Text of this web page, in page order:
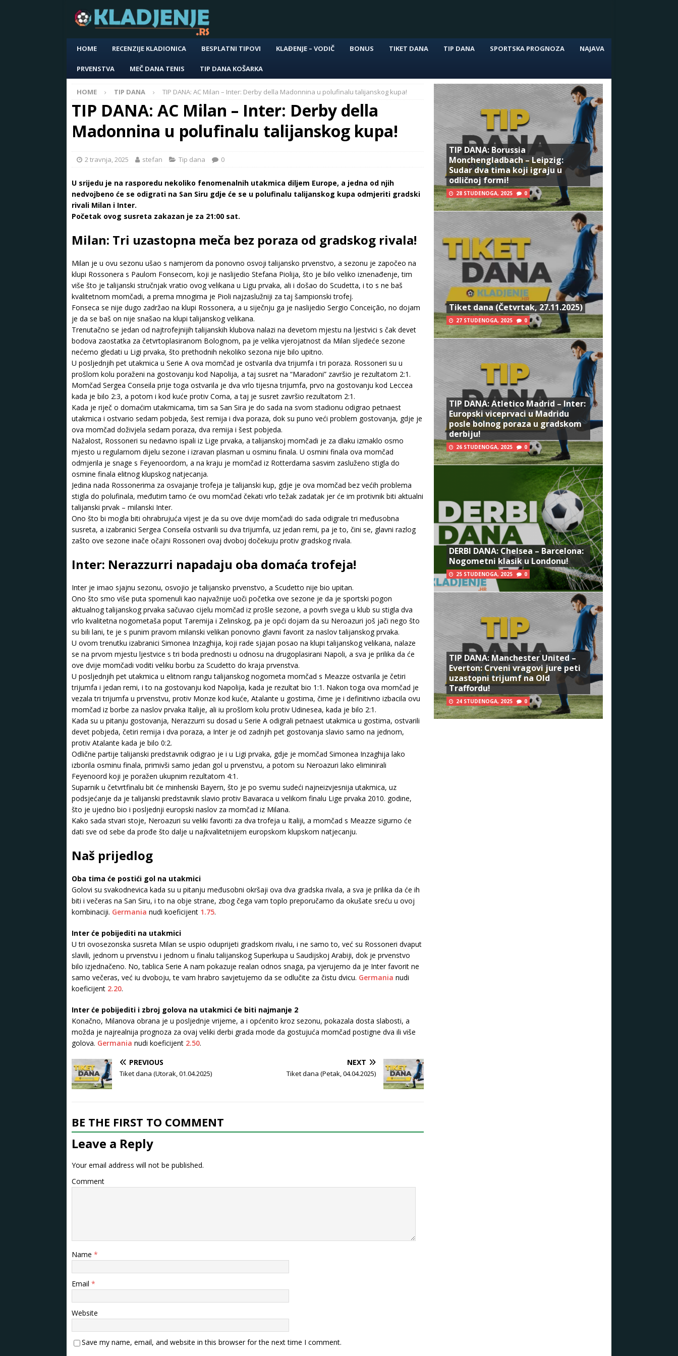
HOME RECENZIJE KLADIONICA BESPLATNI TIPOVI KLAĐENJE – VODIČ BONUS TIKET DANA TIP DANA SPORTSKA PROGNOZA NAJAVA
PRVENSTVA MEČ DANA TENIS TIP DANA KOŠARKA
HOME TIP DANA TIP DANA: AC Milan – Inter: Derby della Madonnina u polufinalu talijanskog kupa!
TIP DANA: AC Milan – Inter: Derby della
Madonnina u polufinalu talijanskog kupa!
2 travnja, 2025 stefan Tip dana 0
U srijedu je na rasporedu nekoliko fenomenalnih utakmica diljem Europe, a jedna od njih
nedvojbeno će se odigrati na San Siru gdje će se u polufinalu talijanskog kupa odmjeriti gradski
rivali Milan i Inter.
Početak ovog susreta zakazan je za 21:00 sat.
Milan: Tri uzastopna meča bez poraza od gradskog rivala!
Milan je u ovu sezonu ušao s namjerom da ponovno osvoji talijansko prvenstvo, a sezonu je započeo na
klupi Rossonera s Paulom Fonsecom, koji je naslijedio Stefana Piolija, što je bilo veliko iznenađenje, tim
više što je talijanski stručnjak vratio ovog velikana u Ligu prvaka, ali i došao do Scudetta, i to s ne baš
kvalitetnom momčadi, a prema mnogima je Pioli najzaslužniji za taj šampionski trofej.
Fonseca se nije dugo zadržao na klupi Rossonera, a u siječnju ga je naslijedio Sergio Conceição, no dojam
je da se baš on nije snašao na klupi talijanskog velikana.
Trenutačno se jedan od najtrofejnijih talijanskih klubova nalazi na devetom mjestu na ljestvici s čak devet
bodova zaostatka za četvrtoplasiranom Bolognom, pa je velika vjerojatnost da Milan sljedeće sezone
nećemo gledati u Ligi prvaka, što prethodnih nekoliko sezona nije bilo upitno.
U posljednjih pet utakmica u Serie A ova momčad je ostvarila dva trijumfa i tri poraza. Rossoneri su u
prošlom kolu poraženi na gostovanju kod Napolija, a taj susret na “Maradoni” završio je rezultatom 2:1.
Momčad Sergea Conseila prije toga ostvarila je dva vrlo tijesna trijumfa, prvo na gostovanju kod Leccea
kada je bilo 2:3, a potom i kod kuće protiv Coma, a taj je susret završio rezultatom 2:1.
Kada je riječ o domaćim utakmicama, tim sa San Sira je do sada na svom stadionu odigrao petnaest
utakmica i ostvario sedam pobjeda, šest remija i dva poraza, dok su puno veći problem gostovanja, gdje je
ova momčad doživjela sedam poraza, dva remija i šest pobjeda.
Nažalost, Rossoneri su nedavno ispali iz Lige prvaka, a talijanskoj momčadi je za dlaku izmaklo osmo
mjesto u regularnom dijelu sezone i izravan plasman u osminu finala. U osmini finala ova momčad
odmjerila je snage s Feyenoordom, a na kraju je momčad iz Rotterdama sasvim zasluženo stigla do
osmine finala elitnog klupskog natjecanja.
Jedina nada Rossonerima za osvajanje trofeja je talijanski kup, gdje je ova momčad bez većih problema
stigla do polufinala, međutim tamo će ovu momčad čekati vrlo težak zadatak jer će im protivnik biti aktualni
talijanski prvak – milanski Inter.
Ono što bi mogla biti ohrabrujuća vijest je da su ove dvije momčadi do sada odigrale tri međusobna
susreta, a izabranici Sergea Conseila ostvarili su dva trijumfa, uz jedan remi, pa je to, čini se, glavni razlog
zašto ove sezone inače očajni Rossoneri ovaj dvoboj dočekuju protiv gradskog rivala.
Inter: Nerazzurri napadaju oba domaća trofeja!
Inter je imao sjajnu sezonu, osvojio je talijansko prvenstvo, a Scudetto nije bio upitan.
Ono što smo više puta spomenuli kao najvažnije uoči početka ove sezone je da je sportski pogon
aktualnog talijanskog prvaka sačuvao cijelu momčad iz prošle sezone, a povrh svega u klub su stigla dva
vrlo kvalitetna nogometaša poput Taremija i Zelinskog, pa je opći dojam da su Neroazuri još jači nego što
su bili lani, te je s punim pravom milanski velikan ponovno glavni favorit za naslov talijanskog prvaka.
U ovom trenutku izabranici Simonea Inzaghija, koji rade sjajan posao na klupi talijanskog velikana, nalaze
se na prvom mjestu ljestvice s tri boda prednosti u odnosu na drugoplasirani Napoli, a sva je prilika da će
ove dvije momčadi voditi veliku borbu za Scudetto do kraja prvenstva.
U posljednjih pet utakmica u elitnom rangu talijanskog nogometa momčad s Meazze ostvarila je četiri
trijumfa i jedan remi, i to na gostovanju kod Napolija, kada je rezultat bio 1:1. Nakon toga ova momčad je
vezala tri trijumfa u prvenstvu, protiv Monze kod kuće, Atalante u gostima, čime je i definitivno izbacila ovu
momčad iz borbe za naslov prvaka Italije, ali iu prošlom kolu protiv Udinesea, kada je bilo 2:1.
Kada su u pitanju gostovanja, Nerazzurri su dosad u Serie A odigrali petnaest utakmica u gostima, ostvarili
devet pobjeda, četiri remija i dva poraza, a Inter je od zadnjih pet gostovanja slavio samo na jednom,
protiv Atalante kada je bilo 0:2.
Odlične partije talijanski predstavnik odigrao je i u Ligi prvaka, gdje je momčad Simonea Inzaghija lako
izborila osminu finala, primivši samo jedan gol u prvenstvu, a potom su Neroazuri lako eliminirali
Feyenoord koji je poražen ukupnim rezultatom 4:1.
Suparnik u četvrtfinalu bit će minhenski Bayern, što je po svemu sudeći najneizvjesnija utakmica, uz
podsjećanje da je talijanski predstavnik slavio protiv Bavaraca u velikom finalu Lige prvaka 2010. godine,
što je ujedno bio i posljednji europski naslov za momčad iz Milana.
Kako sada stvari stoje, Neroazuri su veliki favoriti za dva trofeja u Italiji, a momčad s Meazze sigurno će
dati sve od sebe da prođe što dalje u najkvalitetnijem europskom klupskom natjecanju.
Naš prijedlog
Oba tima će postići gol na utakmici
Golovi su svakodnevica kada su u pitanju međusobni okršaji ova dva gradska rivala, a sva je prilika da će ih
biti i večeras na San Siru, i to na obje strane, zbog čega vam toplo preporučamo da okušate sreću u ovoj
kombinaciji. Germania nudi koeficijent 1.75.
Inter će pobijediti na utakmici
U tri ovosezonska susreta Milan se uspio oduprijeti gradskom rivalu, i ne samo to, već su Rossoneri dvaput
slavili, jednom u prvenstvu i jednom u finalu talijanskog Superkupa u Saudijskoj Arabiji, dok je prvenstvo
bilo izjednačeno. No, tablica Serie A nam pokazuje realan odnos snaga, pa vjerujemo da je Inter favorit ne
samo večeras, već iu dvoboju, te vam hrabro savjetujemo da se odlučite za čistu dvicu. Germania nudi
koeficijent 2.20.
Inter će pobijediti i zbroj golova na utakmici će biti najmanje 2
Konačno, Milanova obrana je u posljednje vrijeme, a i općenito kroz sezonu, pokazala dosta slabosti, a
možda je najrealnija prognoza za ovaj veliki derbi grada mode da gostujuća momčad postigne dva ili više
golova. Germania nudi koeficijent 2.50.
PREVIOUS
Tiket dana (Utorak, 01.04.2025)
NEXT
Tiket dana (Petak, 04.04.2025)
BE THE FIRST TO COMMENT
Leave a Reply
Your email address will not be published.
Comment
Name *
Email *
Website
Save my name, email, and website in this browser for the next time I comment.
TIP DANA: Borussia
Monchengladbach – Leipzig:
Sudar dva tima koji igraju u
odličnoj formi!
28 STUDENOGA, 2025 0
Tiket dana (Četvrtak, 27.11.2025)
27 STUDENOGA, 2025 0
TIP DANA: Atletico Madrid – Inter:
Europski viceprvaci u Madridu
posle bolnog poraza u gradskom
derbiju!
26 STUDENOGA, 2025 0
DERBI DANA: Chelsea – Barcelona:
Nogometni klasik u Londonu!
25 STUDENOGA, 2025 0
TIP DANA: Manchester United –
Everton: Crveni vragovi jure peti
uzastopni trijumf na Old
Traffordu!
24 STUDENOGA, 2025 0